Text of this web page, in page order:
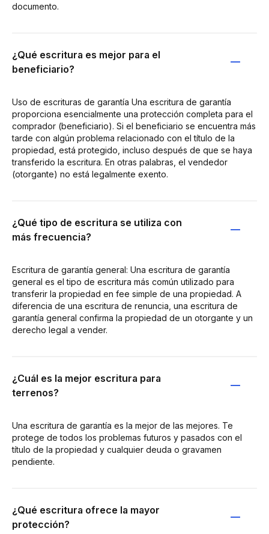
documento.
¿Qué escritura es mejor para el
beneficiario?
Uso de escrituras de garantía Una escritura de garantía
proporciona esencialmente una protección completa para el
comprador (beneficiario). Si el beneficiario se encuentra más
tarde con algún problema relacionado con el título de la
propiedad, está protegido, incluso después de que se haya
transferido la escritura. En otras palabras, el vendedor
(otorgante) no está legalmente exento.
¿Qué tipo de escritura se utiliza con
más frecuencia?
Escritura de garantía general: Una escritura de garantía
general es el tipo de escritura más común utilizado para
transferir la propiedad en fee simple de una propiedad. A
diferencia de una escritura de renuncia, una escritura de
garantía general confirma la propiedad de un otorgante y un
derecho legal a vender.
¿Cuál es la mejor escritura para
terrenos?
Una escritura de garantía es la mejor de las mejores. Te
protege de todos los problemas futuros y pasados con el
título de la propiedad y cualquier deuda o gravamen
pendiente.
¿Qué escritura ofrece la mayor
protección?